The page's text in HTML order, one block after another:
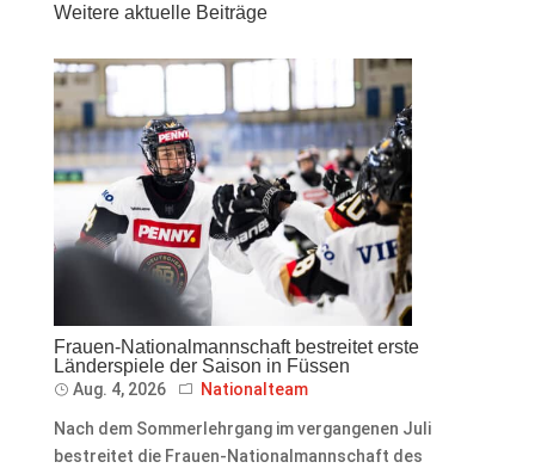
Weitere aktuelle Beiträge
Frauen-Nationalmannschaft bestreitet erste
Länderspiele der Saison in Füssen
Aug. 4, 2026 Nationalteam
Nach dem Sommerlehrgang im vergangenen Juli
bestreitet die Frauen-Nationalmannschaft des